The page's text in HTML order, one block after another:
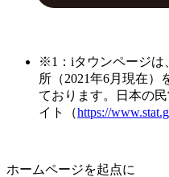
※1：iタウンページは
所（2021年6月現在）
ております。日本の
イト（https://
ホームページを起点に